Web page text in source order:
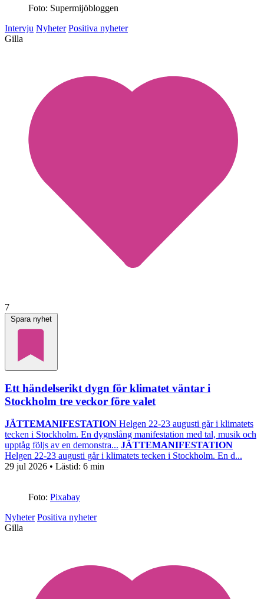
Foto: Supermijöbloggen
Intervju Nyheter Positiva nyheter
Gilla
7
Spara nyhet
Ett händelserikt dygn för klimatet väntar i
Stockholm tre veckor före valet
JÄTTEMANIFESTATION Helgen 22-23 augusti går i klimatets
tecken i Stockholm. En dygnslång manifestation med tal, musik och
upptåg följs av en demonstra... JÄTTEMANIFESTATION
Helgen 22-23 augusti går i klimatets tecken i Stockholm. En d...
29 jul 2026 • Lästid: 6 min
Foto: Pixabay
Nyheter Positiva nyheter
Gilla